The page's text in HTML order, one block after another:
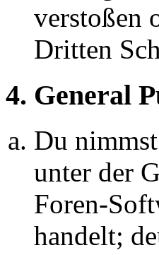
verstoßen
Dritten
4. General
Du
unter der
Foren-
handelt;